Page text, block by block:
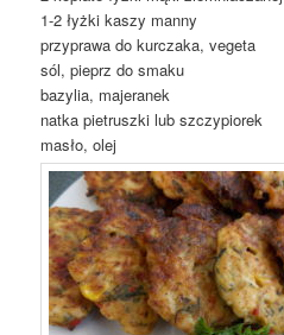
1-2 łyżki kaszy manny
przyprawa do kurczaka, vegeta
sól, pieprz do smaku
bazylia, majeranek
natka pietruszki lub szczypiorek
masło, olej